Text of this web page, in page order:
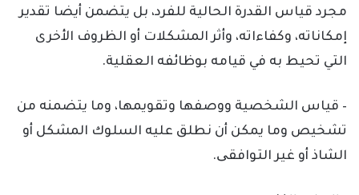
مجرد قياس القدرة الحالية للفرد، بل يتضمن أيضا تقدير
إمكاناته، وكفاءاته، وأثر المشكلات أو الظروف الأخرى
التي تحيط به في قيامه بوظائفه العقلية.
– قياس الشخصية ووصفها وتقويمها، وما يتضمنه من
تشخيص وما يمكن أن نطلق عليه السلوك المشكل أو
الشاذ أو غير التوافقی.